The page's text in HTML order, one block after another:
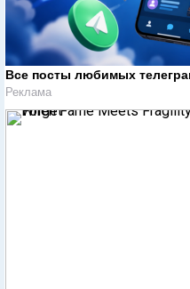
Все посты любимых
Реклама